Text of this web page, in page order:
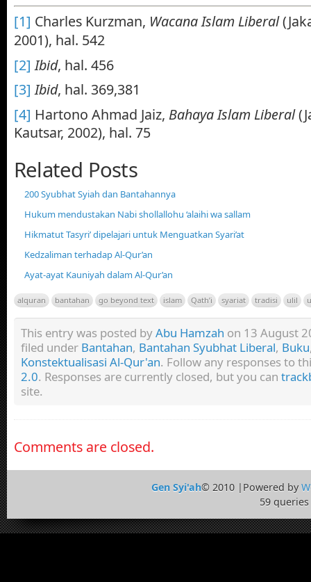
[1] Charles Kurzman, Wacana Islam Liberal
2001), hal. 542
[2] Ibid, hal. 456
[3] Ibid, hal. 369,381
[4] Hartono Ahmad Jaiz, Bahaya Islam Liberal
Kautsar, 2002), hal. 75
Related Posts
200 Syubhat Syiah dan Bantahannya
Hukum mendustakan Nabi shollallohu ‘alaihi wa sallam
Hikmatut Tasyri’ dipelajari untuk Menguatkan Syari’at
Kedzaliman terhadap Al-Qur’an
Ayat-ayat Kauniyah dalam Al-Qur’an
alquran bantahan go beyond text islam Qath’i syariat tradisi ulil
This entry was posted byAbu Hamzah on 13 August
filed under Bantahan, Bantahan Syubhat Liberal, Buku
Konstektualisasi Al-Qur'an. Follow any responses to
2.0. Responses are currently closed, but you can
site.
Comments are closed.
Gen Syi'ah© 2010 |Powered by
59